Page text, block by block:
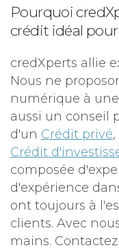
Pourquoi
crédit idéal pour
credXperts allie
Nous ne
numérique à
aussi un conseil
d'un Crédit privé
Crédit
composée
d'expérience
ont toujours à
clients. Avec
mains.